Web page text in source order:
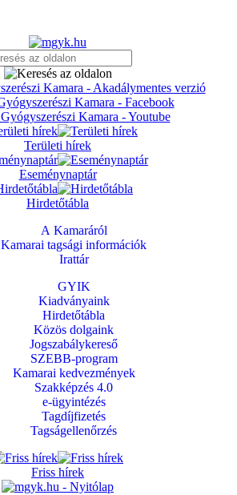
Területi hírek
Eseménynaptár
Hirdetőtábla
A Kamaráról
Kamarai tagsági információk
Irattár
GYIK
Kiadványaink
Hirdetőtábla
Közös dolgaink
Jogszabálykereső
SZEBB-program
Kamarai kedvezmények
Szakképzés 4.0
e-ügyintézés
Tagdíjfizetés
Tagságellenőrzés
Friss hírek